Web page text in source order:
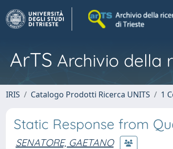
ArTS Archivio della
IRIS Catalogo Prodotti Ricerca UNITS 1
Static Response from
SENATORE, GAETANO